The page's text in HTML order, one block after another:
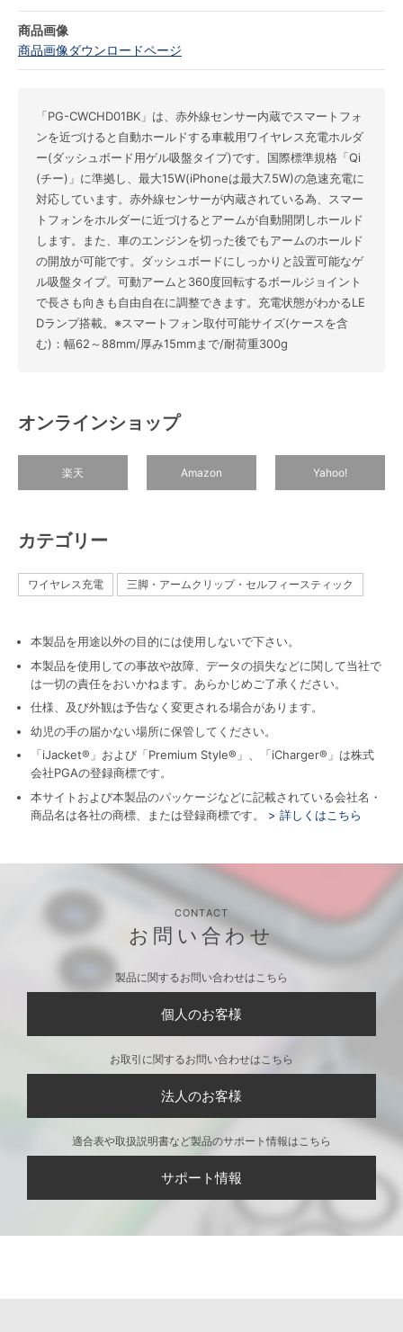
商品画像
商品画像ダウンロードページ
「PG-CWCHD01BK」は、赤外線センサー内蔵でスマートフォ
ンを近づけると自動ホールドする車載用ワイヤレス充電ホルダ
ー(ダッシュボード用ゲル吸盤タイプ)です。国際標準規格「Qi
(チー)」に準拠し、最大15W(iPhoneは最大7.5W)の急速充電に
対応しています。赤外線センサーが内蔵されている為、スマー
トフォンをホルダーに近づけるとアームが自動開閉しホールド
します。また、車のエンジンを切った後でもアームのホールド
の開放が可能です。ダッシュボードにしっかりと設置可能なゲ
ル吸盤タイプ。可動アームと360度回転するボールジョイント
で長さも向きも自由自在に調整できます。充電状態がわかるLE
Dランプ搭載。※スマートフォン取付可能サイズ(ケースを含
む)：幅62～88mm/厚み15mmまで/耐荷重300g
オンラインショップ
楽天 Amazon Yahoo!
カテゴリー
ワイヤレス充電 三脚・アームクリップ・セルフィースティック
本製品を用途以外の目的には使用しないで下さい。
本製品を使用しての事故や故障、データの損失などに関して当社で
は一切の責任をおいかねます。あらかじめご了承ください。
仕様、及び外観は予告なく変更される場合があります。
幼児の手の届かない場所に保管してください。
「iJacket®」および「Premium Style®」、「iCharger®」は株式
会社PGAの登録商標です。
本サイトおよび本製品のパッケージなどに記載されている会社名・
商品名は各社の商標、または登録商標です。
> 詳しくはこちら
CONTACT
お問い合わせ
製品に関するお問い合わせはこちら
個人のお客様
お取引に関するお問い合わせはこちら
法人のお客様
適合表や取扱説明書など製品のサポート情報はこちら
サポート情報